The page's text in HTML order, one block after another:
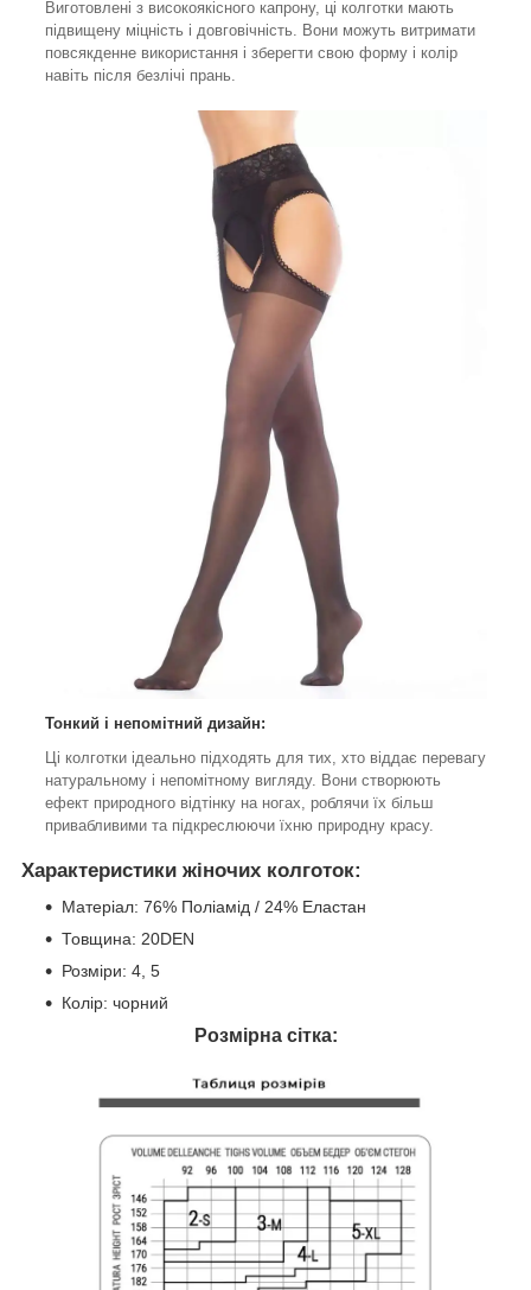
Виготовлені з високоякісного капрону, ці колготки мають
підвищену міцність і довговічність. Вони можуть витримати
повсякденне використання і зберегти свою форму і колір
навіть після безлічі прань.
Тонкий і непомітний дизайн:
Ці колготки ідеально підходять для тих, хто віддає перевагу
натуральному і непомітному вигляду. Вони створюють
ефект природного відтінку на ногах, роблячи їх більш
привабливими та підкреслюючи їхню природну красу.
Характеристики жіночих колготок:
Матеріал: 76% Поліамід / 24% Еластан
Товщина: 20DEN
Розміри: 4, 5
Колір: чорний
Розмірна сітка: